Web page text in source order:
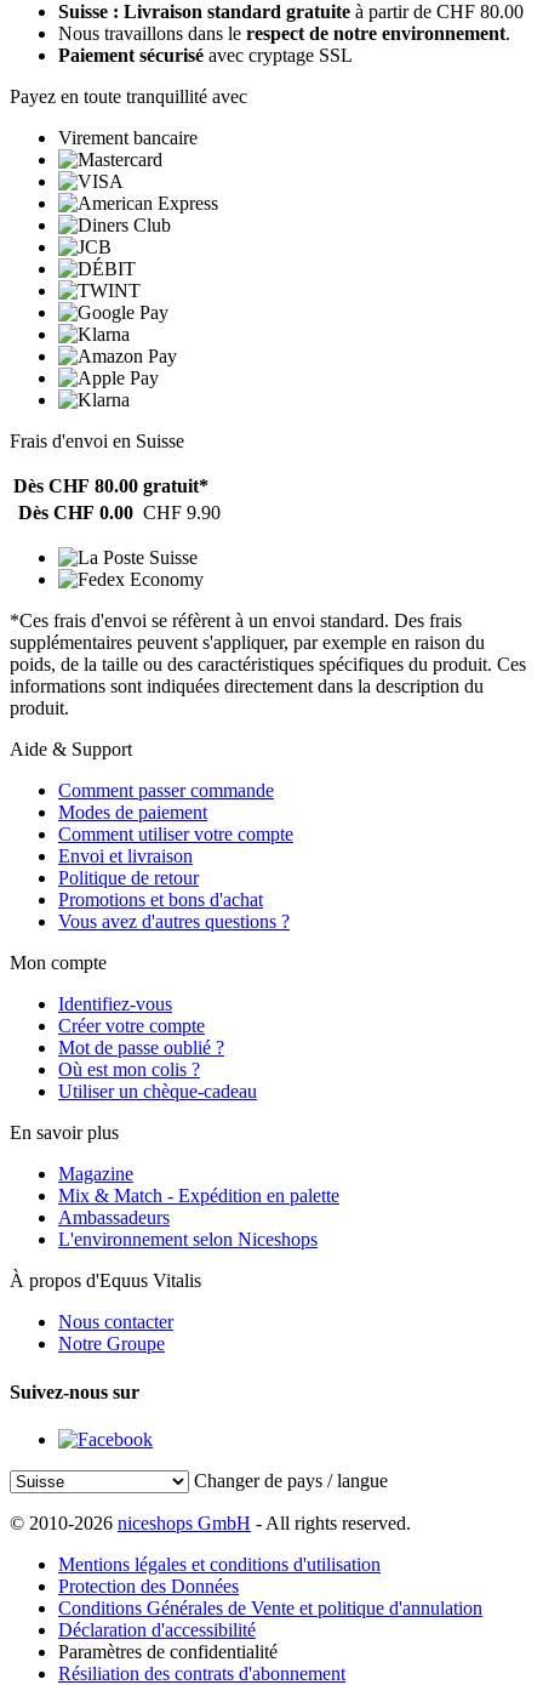
Suisse : Livraison standard gratuite à partir de CHF 80.00
Nous travaillons dans le respect de notre environnement.
Paiement sécurisé avec cryptage SSL
Payez en toute tranquillité avec
Virement bancaire
Frais d'envoi en Suisse
Dès CHF 80.00 gratuit*
Dès CHF 0.00 CHF 9.90
*Ces frais d'envoi se réfèrent à un envoi standard. Des frais
supplémentaires peuvent s'appliquer, par exemple en raison du
poids, de la taille ou des caractéristiques spécifiques du produit. Ces
informations sont indiquées directement dans la description du
produit.
Aide & Support
Comment passer commande
Modes de paiement
Comment utiliser votre compte
Envoi et livraison
Politique de retour
Promotions et bons d'achat
Vous avez d'autres questions ?
Mon compte
Identifiez-vous
Créer votre compte
Mot de passe oublié ?
Où est mon colis ?
Utiliser un chèque-cadeau
En savoir plus
Magazine
Mix & Match - Expédition en palette
Ambassadeurs
L'environnement selon Niceshops
À propos d'Equus Vitalis
Nous contacter
Notre Groupe
Suivez-nous sur
Changer de pays / langue
© 2010-2026 niceshops GmbH - All rights reserved.
Mentions légales et conditions d'utilisation
Protection des Données
Conditions Générales de Vente et politique d'annulation
Déclaration d'accessibilité
Paramètres de confidentialité
Résiliation des contrats d'abonnement